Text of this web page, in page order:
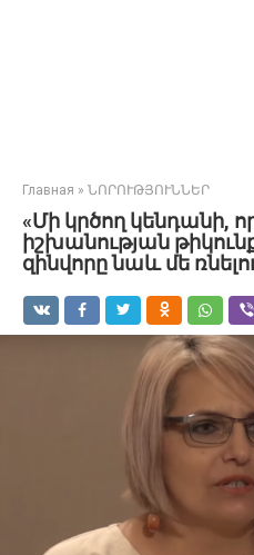
Главная » ՆՈՐՈՒԹՅՈՒՆՆԵՐ
«Մի կրծող կենդանի,
իշխանության
զինվորը նաև մե